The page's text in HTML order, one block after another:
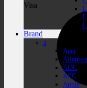
Visa
Brand
a
Acer
AOC
APC
Apple